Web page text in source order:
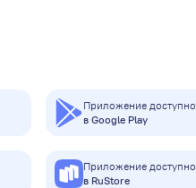
Приложение доступно
в Google Play
Приложение доступно
в RuStore